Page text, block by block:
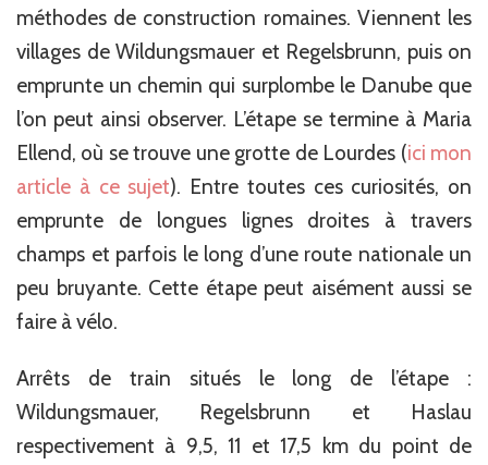
méthodes de construction romaines. Viennent les
villages de Wildungsmauer et Regelsbrunn, puis on
emprunte un chemin qui surplombe le Danube que
l’on peut ainsi observer. L’étape se termine à Maria
Ellend, où se trouve une grotte de Lourdes (ici mon
article à ce sujet). Entre toutes ces curiosités, on
emprunte de longues lignes droites à travers
champs et parfois le long d’une route nationale un
peu bruyante. Cette étape peut aisément aussi se
faire à vélo.
Arrêts de train situés le long de l’étape :
Wildungsmauer, Regelsbrunn et Haslau
respectivement à 9,5, 11 et 17,5 km du point de